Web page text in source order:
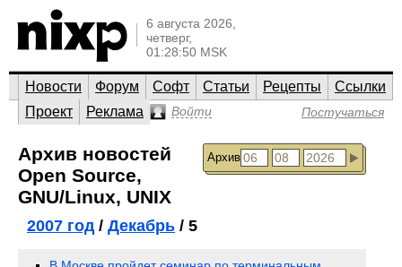
6 августа 2026,
четверг,
01:28:50 MSK
Новости Форум Софт Статьи Рецепты
Ссылки
Проект
Реклама Войти Постучаться
Архив
Архив новостей
Open Source,
GNU/Linux, UNIX
2007 год/ Декабрь / 5